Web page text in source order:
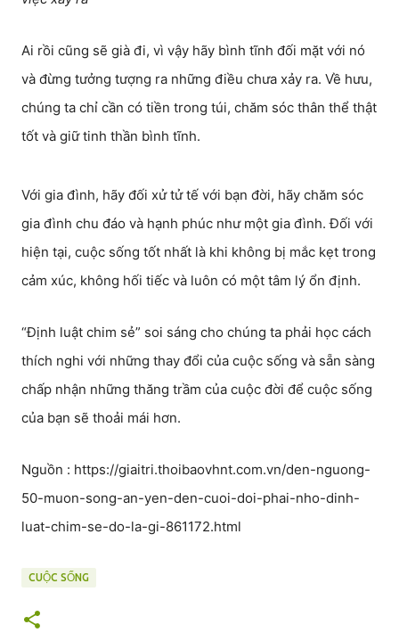
Ai rồi cũng sẽ già đi, vì vậy hãy bình tĩnh đối mặt với nó
và đừng tưởng tượng ra những điều chưa xảy ra. Về hưu,
chúng ta chỉ cần có tiền trong túi, chăm sóc thân thể thật
tốt và giữ tinh thần bình tĩnh.
Với gia đình, hãy đối xử tử tế với bạn đời, hãy chăm sóc
gia đình chu đáo và hạnh phúc như một gia đình. Đối với
hiện tại, cuộc sống tốt nhất là khi không bị mắc kẹt trong
cảm xúc, không hối tiếc và luôn có một tâm lý ổn định.
“Định luật chim sẻ” soi sáng cho chúng ta phải học cách
thích nghi với những thay đổi của cuộc sống và sẵn sàng
chấp nhận những thăng trầm của cuộc đời để cuộc sống
của bạn sẽ thoải mái hơn.
Nguồn : https://giaitri.thoibaovhnt.com.vn/den-nguong-
50-muon-song-an-yen-den-cuoi-doi-phai-nho-dinh-
luat-chim-se-do-la-gi-861172.html
CUỘC SỐNG